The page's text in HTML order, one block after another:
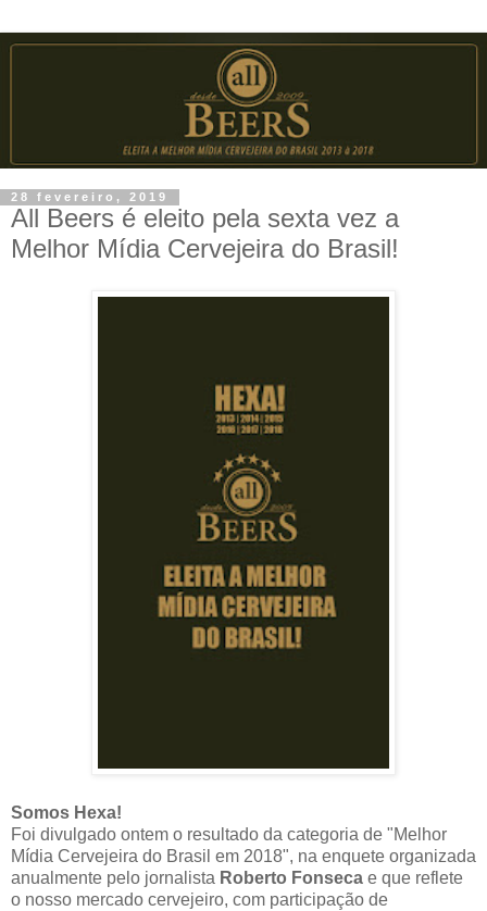
28 fevereiro, 2019
All Beers é eleito pela sexta vez a
Melhor Mídia Cervejeira do Brasil!
Somos Hexa!
Foi divulgado ontem o resultado da categoria de "Melhor
Mídia Cervejeira do Brasil em 2018", na enquete organizada
anualmente pelo jornalista Roberto Fonseca e que reflete
o nosso mercado cervejeiro, com participação de